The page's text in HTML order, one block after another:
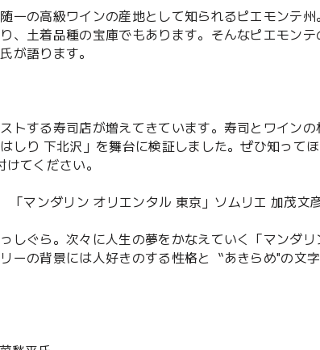
一の高級ワインの産地として知られるピエモンテ
、土着品種の宝庫でもあります。そんなピエモン
が語ります。
トする寿司店が増えてきています。寿司とワイン
しり 下北沢」を舞台に検証しました。ぜひ知って
てください。
マンダリン オリエンタル 東京」ソムリエ 加茂文
しぐら。次々に人生の夢をかなえていく「マンダリ
ーの背景には人好きのする性格と〝あきらめ″の文